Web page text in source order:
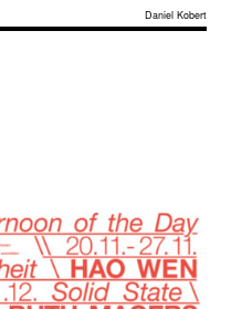
Daniel Kobert